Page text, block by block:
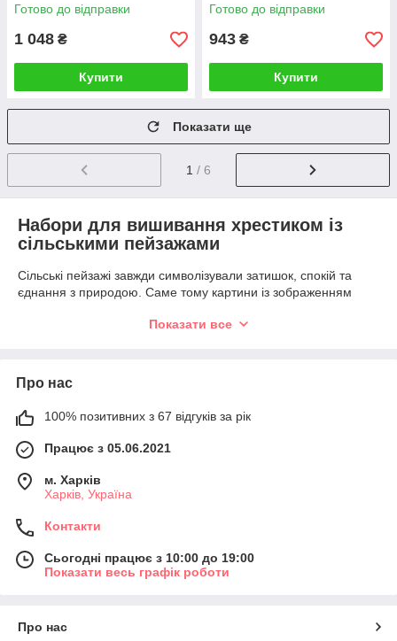
Готово до відправки
1 048 ₴
Купити
Готово до відправки
943 ₴
Купити
Показати ще
1 / 6
Набори для вишивання хрестиком із
сільськими пейзажами
Сільські пейзажі завжди символізували затишок, спокій та
єднання з природою. Саме тому картини із зображенням
майстринь. Вони дарують відчуття тепла, домашнього
У нашому каталозі представлені найрізноманітніші сюжети:
українські хати;
котеджі;
фермерські будинки;
квітучі сади;
польові дороги;
млини;
містки;
Показати все
Про нас
100% позитивних з 67 відгуків за рік
Працює з 05.06.2021
м. Харків
Харків, Україна
Контакти
Сьогодні працює з 10:00 до 19:00
Показати весь графік роботи
Про нас